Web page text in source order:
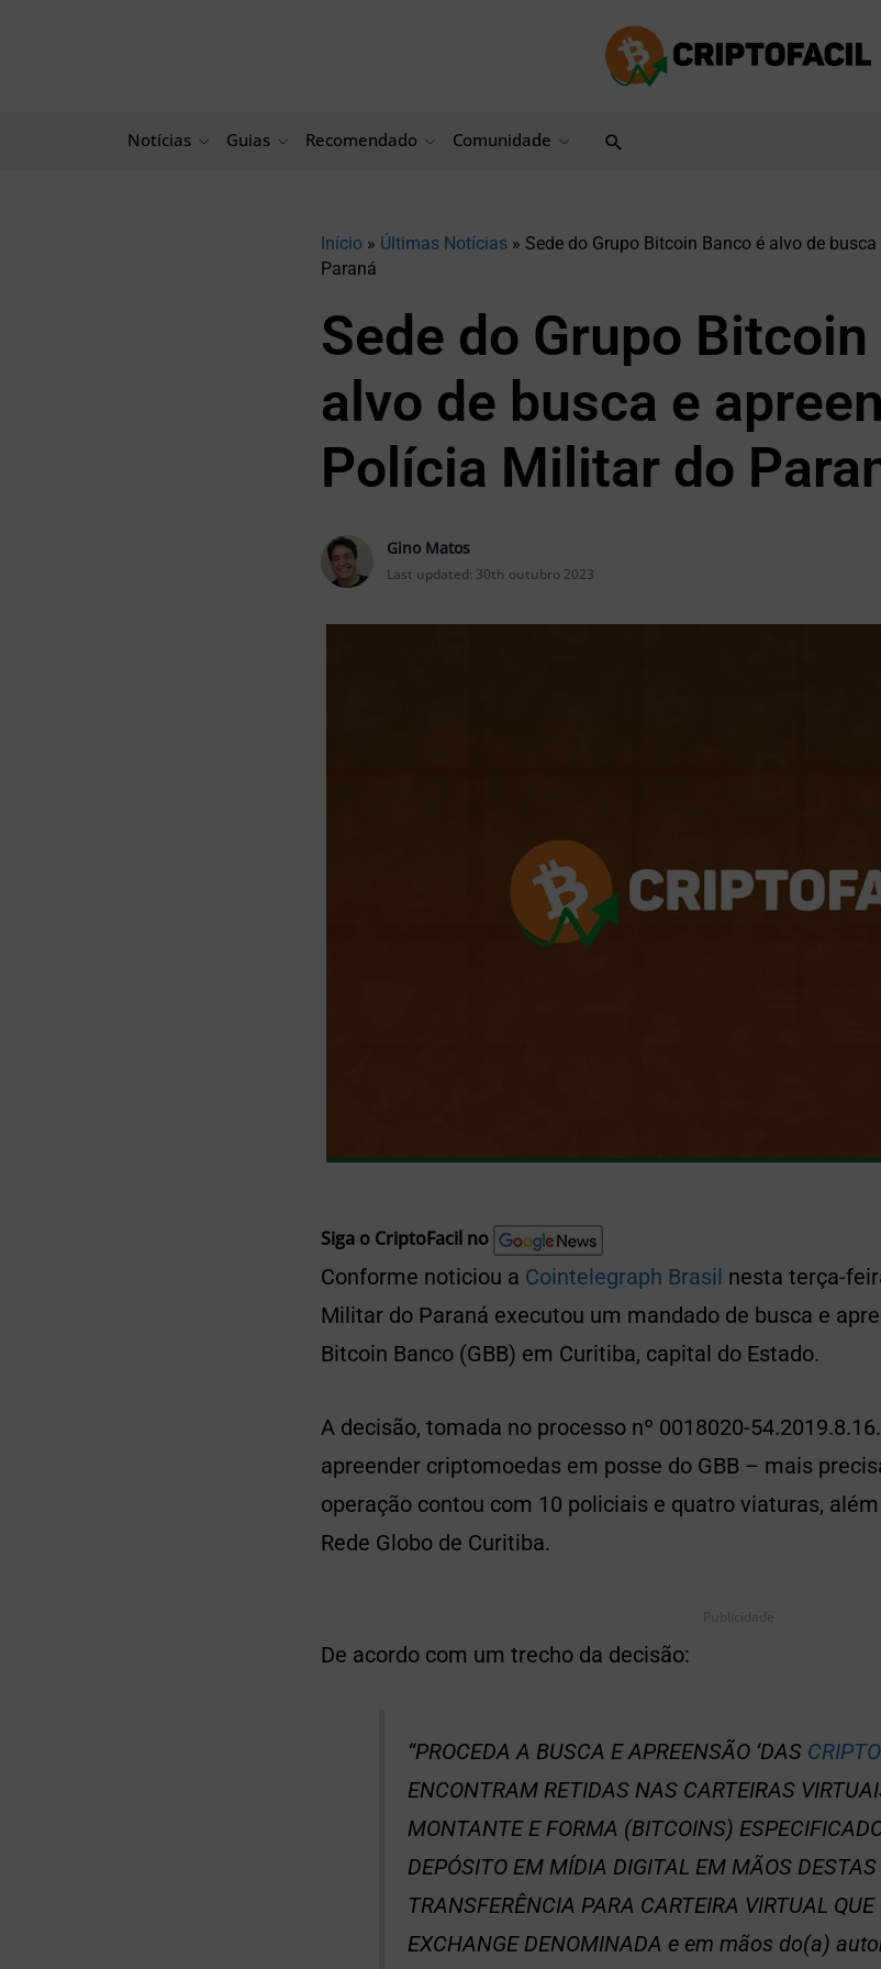
Notícias Guias Recomendado Comunidade Pesquisar
Início » Últimas Notícias » Sede do Grupo Bitcoin Banco é alvo de
Paraná
Sede do Grupo
alvo de busca e
Polícia Militar do
Gino Matos
Last updated: 30th outubro 2023
Siga o CriptoFacil no
Conforme noticiou a Cointelegraph Brasil nesta terça-
Militar do Paraná executou um mandado de busca e
Bitcoin Banco (GBB) em Curitiba, capital do Estado.
A decisão, tomada no processo nº 0018020-
apreender criptomoedas em posse do GBB – mais
operação contou com 10 policiais e quatro viaturas,
Rede Globo de Curitiba.
Publicidade
De acordo com um trecho da decisão:
“PROCEDA A BUSCA E APREENSÃO ‘DAS
ENCONTRAM RETIDAS NAS CARTEIRAS
MONTANTE E FORMA (BITCOINS)
DEPÓSITO EM MÍDIA DIGITAL EM MÃOS
TRANSFERÊNCIA PARA CARTEIRA VIRTUAL
EXCHANGE DENOMINADA e em mãos do(a)